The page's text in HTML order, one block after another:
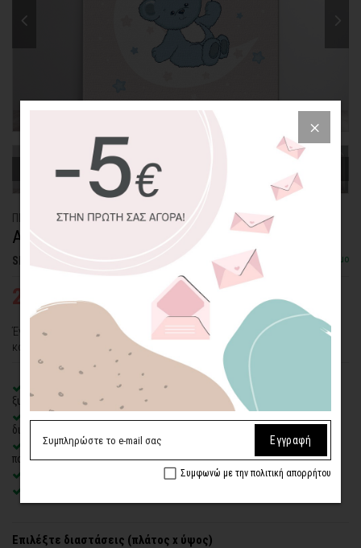
ΠΙΝΑΚΑΣ ΚΑΜΒΑΣ
ΑΡΚΟΥΔΑΚΙ ΣΤΟ ΦΕΓΓΑΡΙ
SKU: CVPS-84-SQ Διαθέσιμο
25,03€ 38,51€
Ένα "Αρκουδάκι στο Φεγγάρι" περιστοιχισμένο από αστεράκια... Τι
καλύτερο από αυτόν τον πίνακα για το βρεφικό σας δωμάτιο;
100% πιστοποιημένος βαμβακερός καμβάς
σε τελάρο φυσικής
ξυλείας
διαλύτες και οσμές
Δυνατότητα προσθήκηςξύλινης διακοσμητικής κορνίζαςμε
πολλές επιλογές
, ένας – ένας πίνακας κατά παραγγελία
Επιλέξτε διαστάσεις (πλάτος x ύψος)
Εγγραφή
Συμφωνώ με την πολιτική απορρήτου